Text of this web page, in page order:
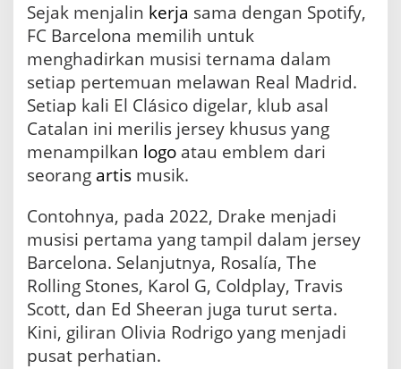
Sejak menjalin kerja sama dengan Spotify,
FC Barcelona memilih untuk
menghadirkan musisi ternama dalam
setiap pertemuan melawan Real Madrid.
Setiap kali El Clásico digelar, klub asal
Catalan ini merilis jersey khusus yang
menampilkan logo atau emblem dari
seorang artis musik.
Contohnya, pada 2022, Drake menjadi
musisi pertama yang tampil dalam jersey
Barcelona. Selanjutnya, Rosalía, The
Rolling Stones, Karol G, Coldplay, Travis
Scott, dan Ed Sheeran juga turut serta.
Kini, giliran Olivia Rodrigo yang menjadi
pusat perhatian.